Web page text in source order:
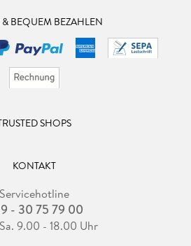
BEQUEM BEZAHLEN
SHOPS
KONTAKT
Servicehotline
- 30 75 79 00
9.00 - 18.00 Uhr